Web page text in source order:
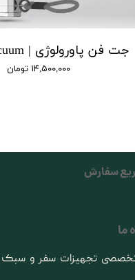
۱۴,۵۰۰,۰۰۰ تومان
سفارش
ما
تخصصی تجهیزات سفر و